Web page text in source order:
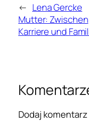
← Lena Gercke
Mutter: Zwischen
Karriere und
Dodaj komentarz